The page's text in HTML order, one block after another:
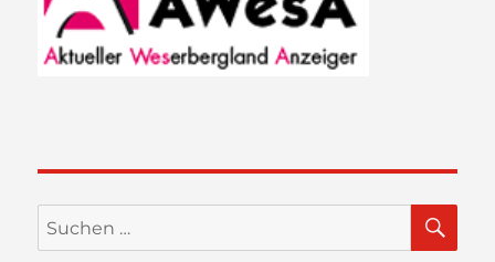
Suchen
nach: